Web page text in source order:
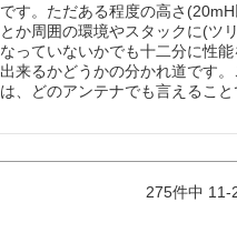
です。ただある程度の高さ
とか周囲の環境やスタックに(ツ
なっていないかでも十二分に性能
出来るかどうかの分かれ道です
は、どのアンテナでも言えること
275件中 11-